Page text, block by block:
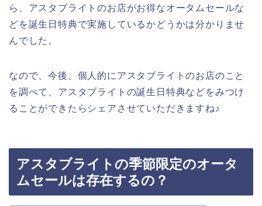
ら、アスタブライトのお店がお得なオータムセールな
どを誕生日特典で実施しているかどうかは分かりませ
んでした。
なので、今後、個人的にアスタブライトのお店のこと
を調べて、アスタブライトの誕生日特典などをみつけ
ることができたらシェアさせていただきますね♪
アスタブライトの季節限定のオータ
ムセールは存在するの？